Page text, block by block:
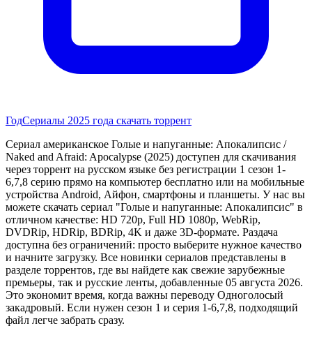
ГодСериалы 2025 года скачать торрент
Сериал американское Голые и напуганные: Апокалипсис /
Naked and Afraid: Apocalypse (2025) доступен для скачивания
через торрент на русском языке без регистрации 1 сезон 1-
6,7,8 серию прямо на компьютер бесплатно или на мобильные
устройства Android, Айфон, смартфоны и планшеты. У нас вы
можете скачать сериал "Голые и напуганные: Апокалипсис" в
отличном качестве: HD 720p, Full HD 1080p, WebRip,
DVDRip, HDRip, BDRip, 4K и даже 3D-формате. Раздача
доступна без ограничений: просто выберите нужное качество
и начните загрузку. Все новинки сериалов представлены в
разделе торрентов, где вы найдете как свежие зарубежные
премьеры, так и русские ленты, добавленные 05 августа 2026.
Это экономит время, когда важны переводу Одноголосый
закадровый. Если нужен сезон 1 и серия 1-6,7,8, подходящий
файл легче забрать сразу.